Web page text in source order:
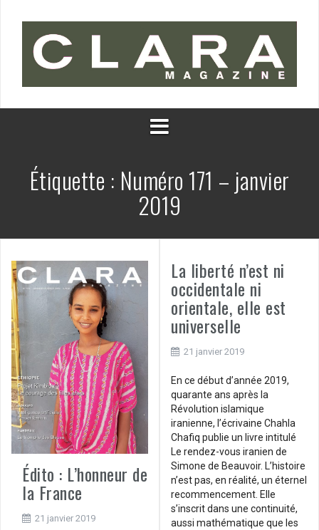
Étiquette : Numéro 171 – janvier
2019
Édito : L’honneur de
la France
21 janvier 2019
La liberté n’est ni
occidentale ni
orientale, elle est
universelle
21 janvier 2019
En ce début d’année 2019,
quarante ans après la
Révolution islamique
iranienne, l’écrivaine Chahla
Chafiq publie un livre intitulé
Le rendez-vous iranien de
Simone de Beauvoir. L’histoire
n’est pas, en réalité, un éternel
recommencement. Elle
s’inscrit dans une continuité,
aussi mathématique que les